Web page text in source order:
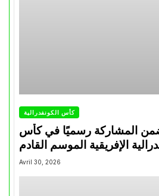
كأس الكونفدرالية
المشاركة رسميًا في كأس
Avril 30, 2026